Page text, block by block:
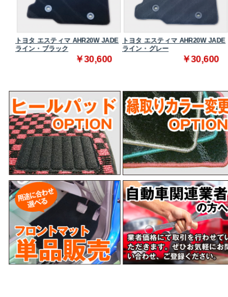
トヨタ エスティマ AHR20W JADE
ライン・ブラック
￥30,600
トヨタ エスティマ AHR20W JADE
ライン・グレー
￥30,600